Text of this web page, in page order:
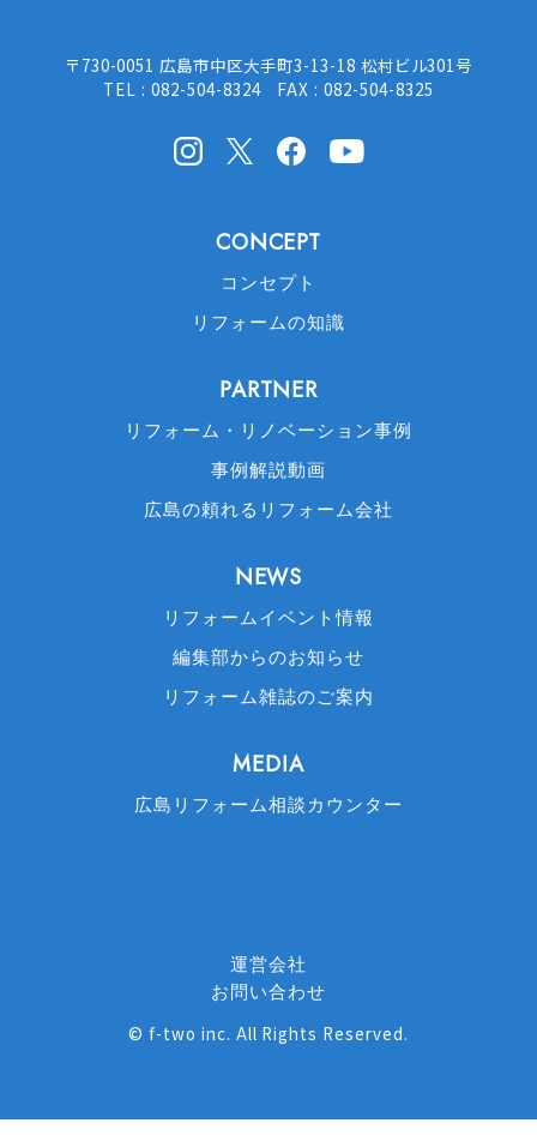
〒730-0051 広島市中区大手町3-13-18 松村ビル301号
TEL : 082-504-8324 FAX : 082-504-8325
InstagramX(Twitter)facebook
CONCEPT
コンセプト
リフォームの知識
PARTNER
リフォーム・リノベーション事例
事例解説動画
広島の頼れるリフォーム会社
NEWS
リフォームイベント情報
編集部からのお知らせ
リフォーム雑誌のご案内
MEDIA
広島リフォーム相談カウンター
運営会社
お問い合わせ
©f-two inc. All Rights Reserved.